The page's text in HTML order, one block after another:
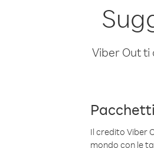
Viber Out ti
Il credito Viber
mondo con le